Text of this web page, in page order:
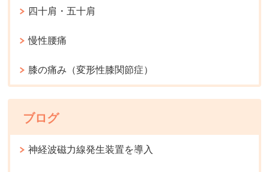
四十肩・五十肩
慢性腰痛
膝の痛み（変形性膝関節症）
ブログ
神経波磁力線発生装置を導入